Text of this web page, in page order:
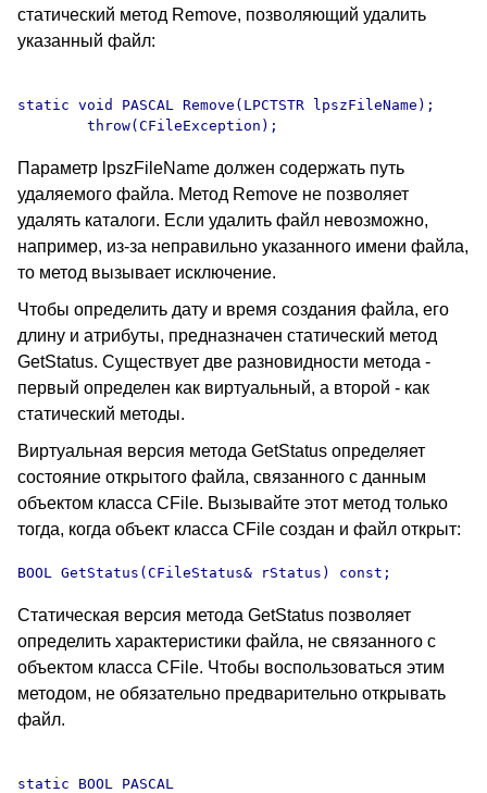
статический метод Remove, позволяющий удалить
указанный файл:
static void PASCAL Remove(LPCTSTR lpszFileName);
Параметр lpszFileName должен содержать путь
удаляемого файла. Метод Remove не позволяет
удалять каталоги. Если удалить файл невозможно,
например, из-за неправильно указанного имени файла,
то метод вызывает исключение.
Чтобы определить дату и время создания файла, его
длину и атрибуты, предназначен статический метод
GetStatus. Существует две разновидности метода -
первый определен как виртуальный, а второй - как
статический методы.
Виртуальная версия метода GetStatus определяет
состояние открытого файла, связанного с данным
объектом класса CFile. Вызывайте этот метод только
тогда, когда объект класса CFile создан и файл открыт:
BOOL GetStatus(CFileStatus& rStatus) const;
Статическая версия метода GetStatus позволяет
определить характеристики файла, не связанного с
объектом класса CFile. Чтобы воспользоваться этим
методом, не обязательно предварительно открывать
файл.
static BOOL PASCAL